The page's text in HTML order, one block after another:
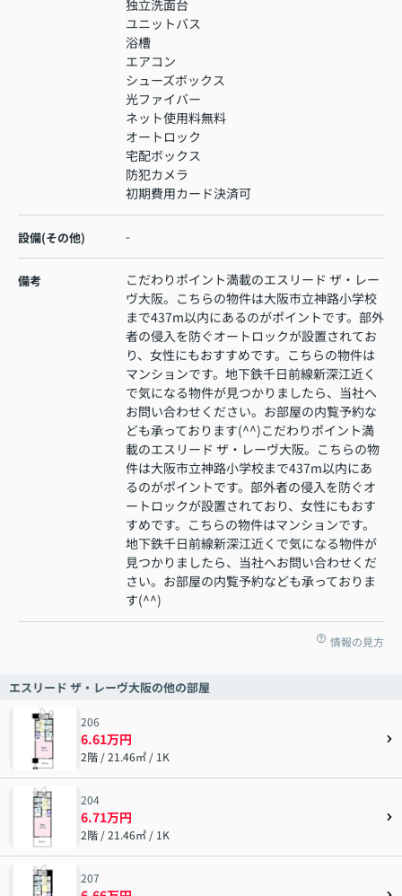
独立洗面台
ユニットバス
浴槽
エアコン
シューズボックス
光ファイバー
ネット使用料無料
オートロック
宅配ボックス
防犯カメラ
初期費用カード決済可
設備(その他) -
備考
こだわりポイント満載のエスリード ザ・レー
ヴ大阪。こちらの物件は大阪市立神路小学校
まで437m以内にあるのがポイントです。部外
者の侵入を防ぐオートロックが設置されてお
り、女性にもおすすめです。こちらの物件は
マンションです。地下鉄千日前線新深江近く
で気になる物件が見つかりましたら、当社へ
お問い合わせください。お部屋の内覧予約な
ども承っております(^^)こだわりポイント満
載のエスリード ザ・レーヴ大阪。こちらの物
件は大阪市立神路小学校まで437m以内にあ
るのがポイントです。部外者の侵入を防ぐオ
ートロックが設置されており、女性にもおす
すめです。こちらの物件はマンションです。
地下鉄千日前線新深江近くで気になる物件が
見つかりましたら、当社へお問い合わせくだ
さい。お部屋の内覧予約なども承っておりま
す(^^)
情報の見方
エスリード ザ・レーヴ大阪の他の部屋
206
6.61万円
2階 / 21.46㎡ / 1K
204
6.71万円
2階 / 21.46㎡ / 1K
207